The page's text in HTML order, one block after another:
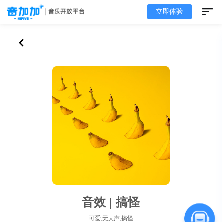
立即体验
音效 | 搞怪
可爱,无人声,搞怪